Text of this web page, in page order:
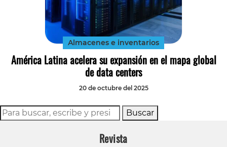
Almacenes e inventarios
América Latina acelera su expansión en el mapa global
de data centers
20 de octubre del 2025
Buscar
Revista